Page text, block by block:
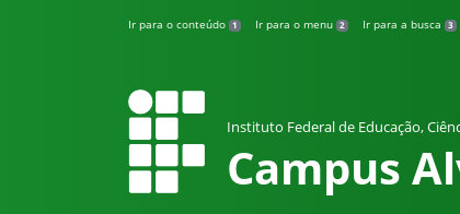
Ir para o conteúdo 1 Ir para o menu 2 Ir para a busca 3
Instituto Federal de Educação,
Campus